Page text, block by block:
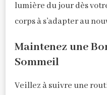
lumière du jour dès
corps à s’adapter au
Maintenez une
Sommeil
Veillez à suivre une